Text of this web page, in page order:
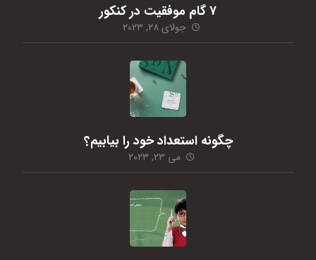
۷ گام موفقیت در کنکور
جولای ۲۸, ۲۰۲۳
چگونه استعداد خود را بیابیم؟
می ۲۳, ۲۰۲۳